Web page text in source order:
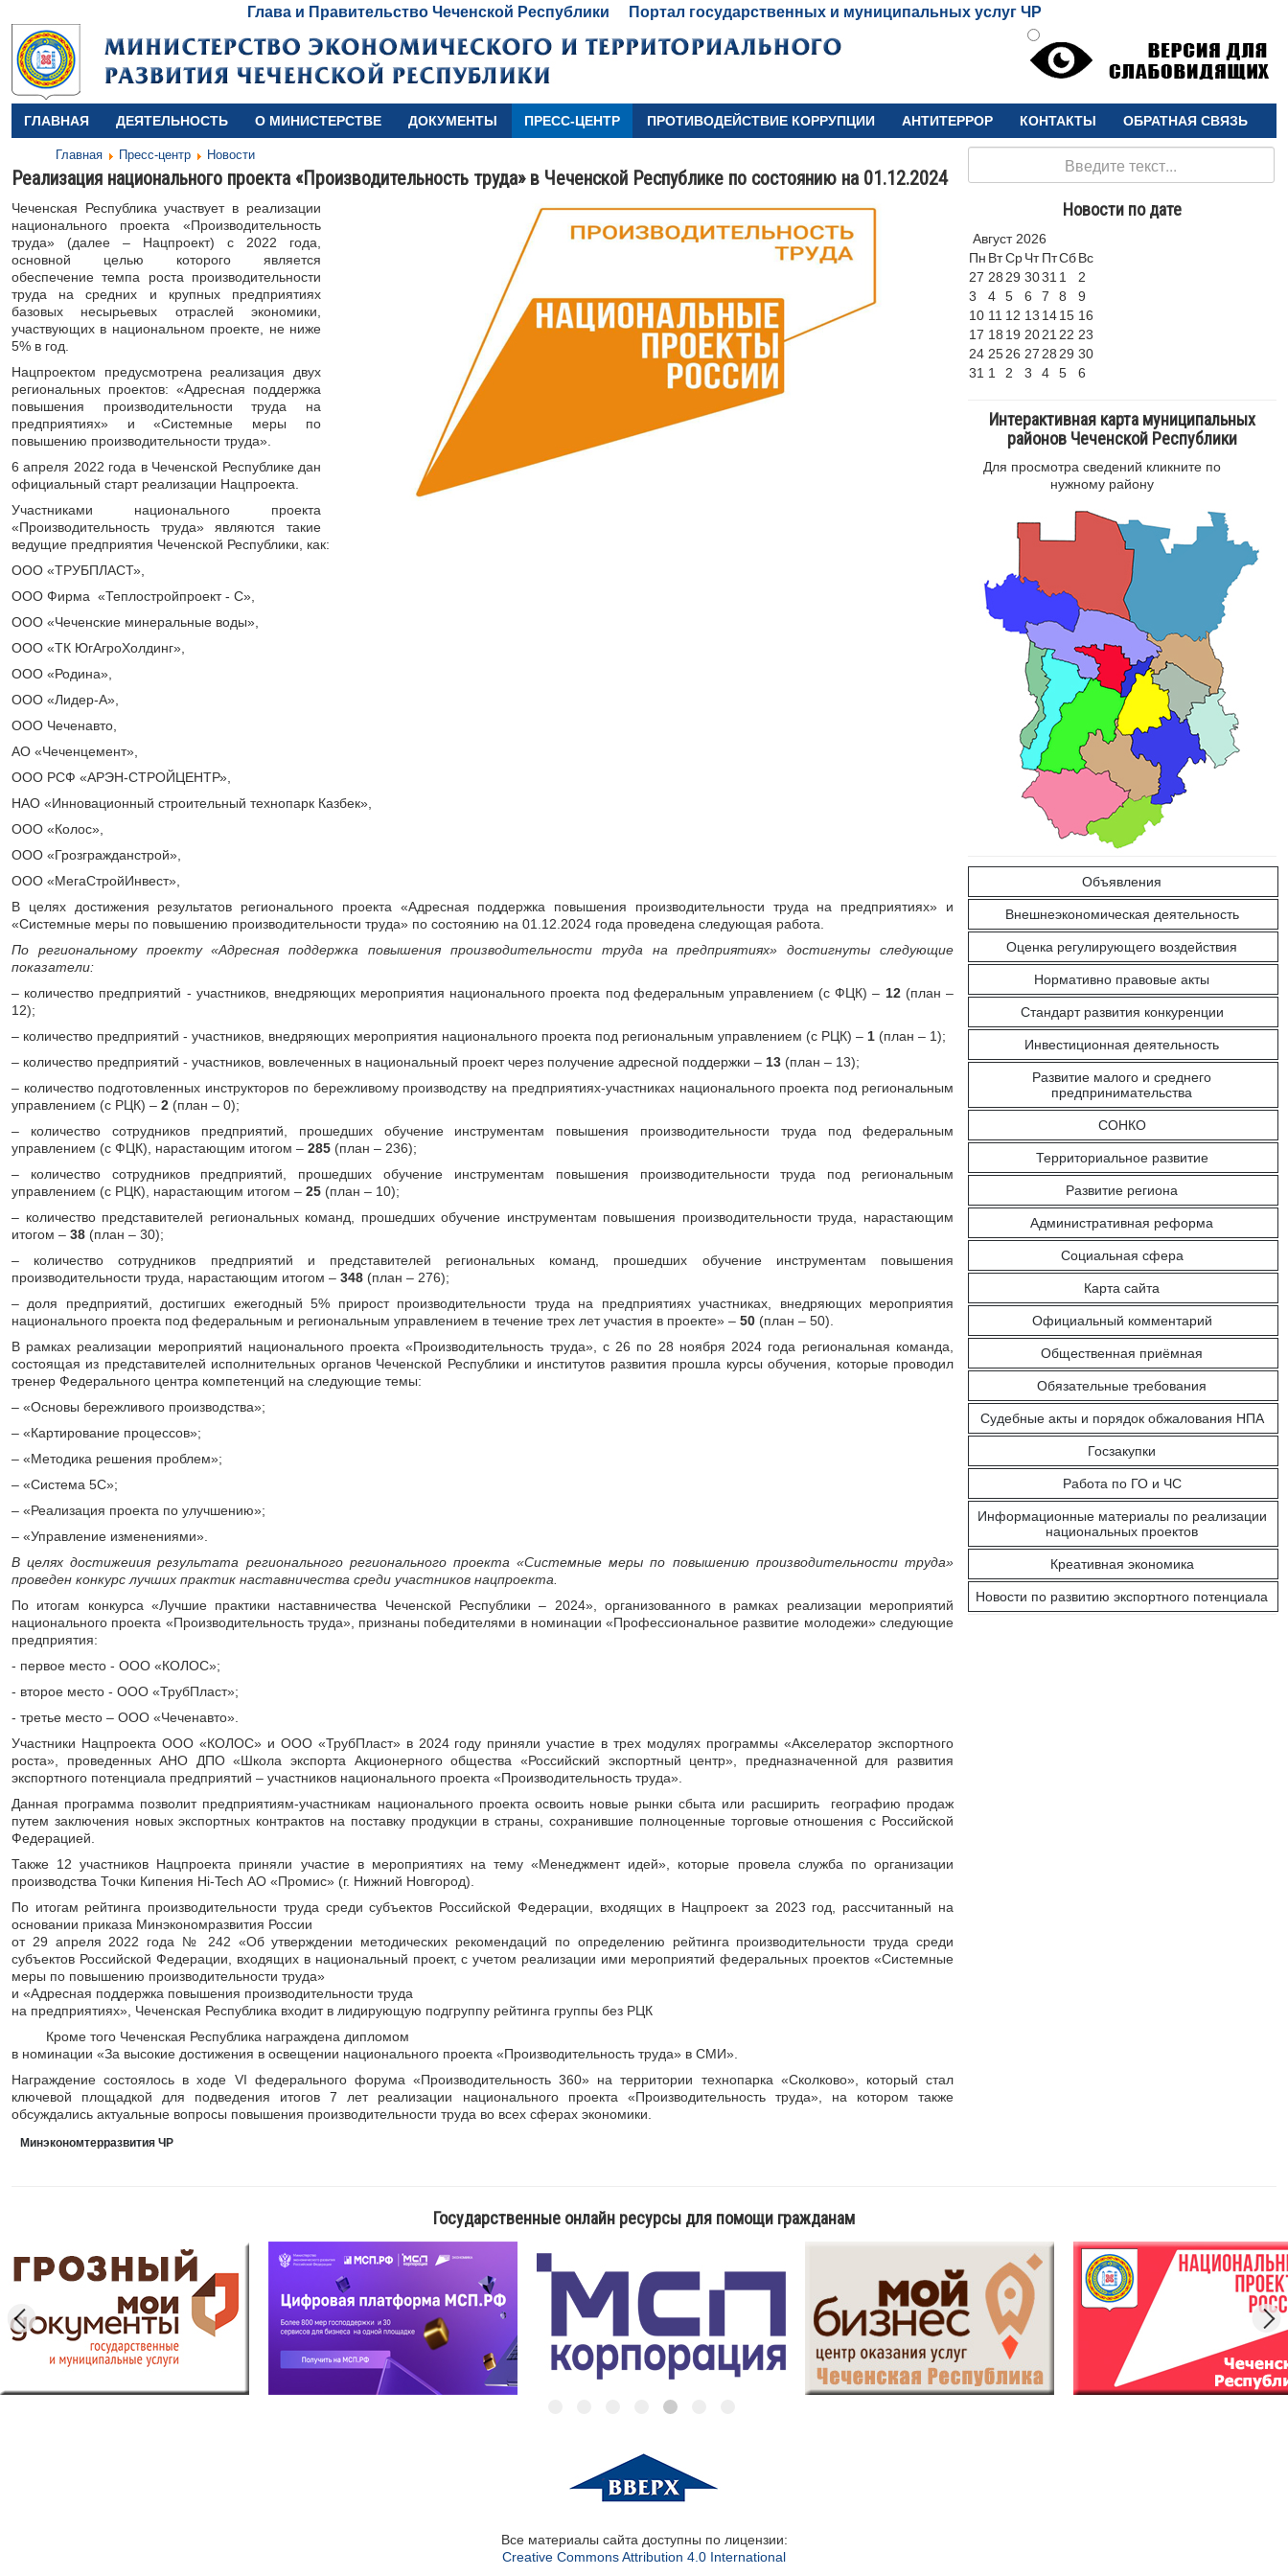
Глава и Правительство Чеченской Республики Портал государственных и муниципальных услуг ЧР
ГЛАВНАЯ ДЕЯТЕЛЬНОСТЬ О МИНИСТЕРСТВЕ ДОКУМЕНТЫ ПРЕСС-ЦЕНТР ПРОТИВОДЕЙСТВИЕ КОРРУПЦИИ АНТИТЕРРОР КОНТАКТЫ ОБРАТНАЯ СВЯЗЬ
Главная Пресс-центр Новости
Реализация национального проекта «Производительность труда» в Чеченской Республике по состоянию на 01.12.2024
Чеченская Республика участвует в реализации
национального проекта «Производительность
труда» (далее – Нацпроект) с 2022 года,
основной целью которого является
обеспечение темпа роста производительности
труда на средних и крупных предприятиях
базовых несырьевых отраслей экономики,
участвующих в национальном проекте, не ниже
5% в год.
Нацпроектом предусмотрена реализация двух
региональных проектов: «Адресная поддержка
повышения производительности труда на
предприятиях» и «Системные меры по
повышению производительности труда».
6 апреля 2022 года в Чеченской Республике дан
официальный старт реализации Нацпроекта.
Участниками национального проекта
«Производительность труда» являются такие
ведущие предприятия Чеченской Республики, как:
ООО «ТРУБПЛАСТ»,
ООО Фирма «Теплостройпроект - С»,
ООО «Чеченские минеральные воды»,
ООО «ТК ЮгАгроХолдинг»,
ООО «Родина»,
ООО «Лидер-А»,
ООО Чеченавто,
АО «Чеченцемент»,
ООО РСФ «АРЭН-СТРОЙЦЕНТР»,
НАО «Инновационный строительный технопарк Казбек»,
ООО «Колос»,
ООО «Грозгражданстрой»,
ООО «МегаСтройИнвест»,
В целях достижения результатов регионального проекта «Адресная поддержка повышения производительности труда на предприятиях» и
«Системные меры по повышению производительности труда» по состоянию на 01.12.2024 года проведена следующая работа.
По региональному проекту «Адресная поддержка повышения производительности труда на предприятиях» достигнуты следующие
показатели:
– количество предприятий - участников, внедряющих мероприятия национального проекта под федеральным управлением (с ФЦК) – 12(план –
12);
– количество предприятий - участников, внедряющих мероприятия национального проекта под региональным управлением (с РЦК) – 1 (план – 1);
– количество предприятий - участников, вовлеченных в национальный проект через получение адресной поддержки – 13 (план – 13);
– количество подготовленных инструкторов по бережливому производству на предприятиях-участниках национального проекта под региональным
управлением (с РЦК) – 2 (план – 0);
– количество сотрудников предприятий, прошедших обучение инструментам повышения производительности труда под федеральным
управлением (с ФЦК), нарастающим итогом – 285 (план – 236);
– количество сотрудников предприятий, прошедших обучение инструментам повышения производительности труда под региональным
управлением (с РЦК), нарастающим итогом – 25 (план – 10);
– количество представителей региональных команд, прошедших обучение инструментам повышения производительности труда, нарастающим
итогом – 38 (план – 30);
– количество сотрудников предприятий и представителей региональных команд, прошедших обучение инструментам повышения
производительности труда, нарастающим итогом – 348 (план – 276);
– доля предприятий, достигших ежегодный 5% прирост производительности труда на предприятиях участниках, внедряющих мероприятия
национального проекта под федеральным и региональным управлением в течение трех лет участия в проекте» – 50 (план – 50).
В рамках реализации мероприятий национального проекта «Производительность труда», с 26 по 28 ноября 2024 года региональная команда,
состоящая из представителей исполнительных органов Чеченской Республики и институтов развития прошла курсы обучения, которые проводил
тренер Федерального центра компетенций на следующие темы:
– «Основы бережливого производства»;
– «Картирование процессов»;
– «Методика решения проблем»;
– «Система 5С»;
– «Реализация проекта по улучшению»;
– «Управление изменениями».
В целях достижеиия результата регионального регионального проекта «Системные меры по повышению производительности труда»
проведен конкурс лучших практик наставничества среди участников нацпроекта.
По итогам конкурса «Лучшие практики наставничества Чеченской Республики – 2024», организованного в рамках реализации мероприятий
национального проекта «Производительность труда», признаны победителями в номинации «Профессиональное развитие молодежи» следующие
предприятия:
- первое место - ООО «КОЛОС»;
- второе место - ООО «ТрубПласт»;
- третье место – ООО «Чеченавто».
Участники Нацпроекта ООО «КОЛОС» и ООО «ТрубПласт» в 2024 году приняли участие в трех модулях программы «Акселератор экспортного
роста», проведенных АНО ДПО «Школа экспорта Акционерного общества «Российский экспортный центр», предназначенной для развития
экспортного потенциала предприятий – участников национального проекта «Производительность труда».
Данная программа позволит предприятиям-участникам национального проекта освоить новые рынки сбыта или расширить географию продаж
путем заключения новых экспортных контрактов на поставку продукции в страны, сохранившие полноценные торговые отношения с Российской
Федерацией.
Также 12 участников Нацпроекта приняли участие в мероприятиях на тему «Менеджмент идей», которые провела служба по организации
производства Точки Кипения Hi-Tech АО «Промис» (г. Нижний Новгород).
По итогам рейтинга производительности труда среди субъектов Российской Федерации, входящих в Нацпроект за 2023 год, рассчитанный на
основании приказа Минэкономразвития России
от 29 апреля 2022 года № 242 «Об утверждении методических рекомендаций по определению рейтинга производительности труда среди
субъектов Российской Федерации, входящих в национальный проект, с учетом реализации ими мероприятий федеральных проектов «Системные
меры по повышению производительности труда»
и «Адресная поддержка повышения производительности труда
на предприятиях», Чеченская Республика входит в лидирующую подгруппу рейтинга группы без РЦК
Кроме того Чеченская Республика награждена дипломом
в номинации «За высокие достижения в освещении национального проекта «Производительность труда» в СМИ».
Награждение состоялось в ходе VI федерального форума «Производительность 360» на территории технопарка «Сколково», который стал
ключевой площадкой для подведения итогов 7 лет реализации национального проекта «Производительность труда», на котором также
обсуждались актуальные вопросы повышения производительности труда во всех сферах экономики.
Минэкономтерразвития ЧР
Новости по дате
Август 2026
Пн ВтСрЧт ПтСбВс
27 28 29 3031 1
2
3
4 5 6 7 8
9
10 11 12 13 1415 16
17 18 19 2021 22 23
24 2526 27 28 29 30
31 1 2 3 4 5 6
Интерактивная карта муниципальных
районов Чеченской Республики
Для просмотра сведений кликните по
нужному району
Объявления
Внешнеэкономическая деятельность
Оценка регулирующего воздействия
Нормативно правовые акты
Стандарт развития конкуренции
Инвестиционная деятельность
Развитие малого и среднего
предпринимательства
СОНКО
Территориальное развитие
Развитие региона
Административная реформа
Социальная сфера
Карта сайта
Официальный комментарий
Общественная приёмная
Обязательные требования
Судебные акты и порядок обжалования НПА
Госзакупки
Работа по ГО и ЧС
Информационные материалы по реализации
национальных проектов
Креативная экономика
Новости по развитию экспортного потенциала
Государственные онлайн ресурсы для помощи гражданам
Все материалы сайта доступны по лицензии:
Creative Commons Attribution 4.0 International